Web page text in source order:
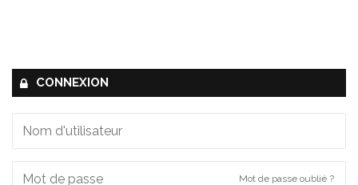
CONNEXION
Mot de passe oublié ?